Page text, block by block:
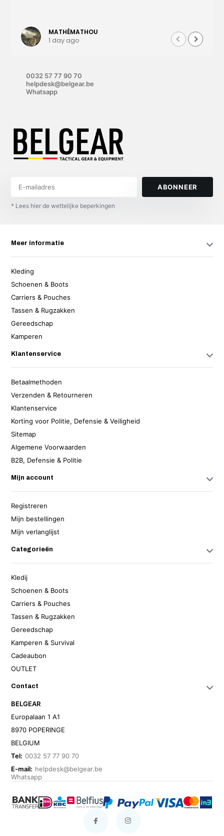
MATHÉMATHOU
1 day ago
0032 57 77 90 70
helpdesk@belgear.be
Whatsapp
ABONNEER
* Lees hier de wettelijke beperkingen
Meer informatie
Kleding
Schoenen & Boots
Carriers & Pouches
Tassen & Rugzakken
Gereedschap
Kamperen
Klantenservice
Betaalmethoden
Verzenden & Retourneren
Klantenservice
Korting voor Politie, Defensie & Veiligheid
Sitemap
Algemene Voorwaarden
B2B, Defensie & Politie
Mijn account
Registreren
Mijn bestellingen
Mijn verlanglijst
Categorieën
Kledij
Schoenen & Boots
Carriers & Pouches
Tassen & Rugzakken
Gereedschap
Kamperen & Survival
Cadeaubon
OUTLET
Contact
BELGEAR
Europalaan 1 A1
8970 POPERINGE
BELGIUM
Tel: 0032 57 77 90 70
E-mail: helpdesk@belgear.be
Whatsapp